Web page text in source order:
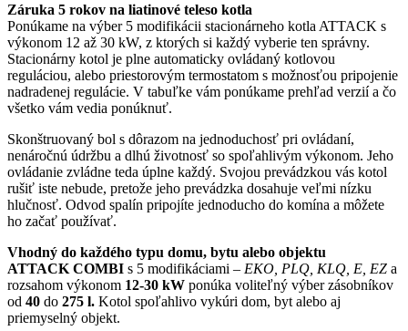
Záruka 5 rokov na liatinové teleso kotla
Ponúkame na výber 5 modifikácii stacionárneho kotla ATTACK s
výkonom 12 až 30 kW, z ktorých si každý vyberie ten správny.
Stacionárny kotol je plne automaticky ovládaný kotlovou
reguláciou, alebo priestorovým termostatom s možnosťou pripojenie
nadradenej regulácie. V tabuľke vám ponúkame prehľad verzií a čo
všetko vám vedia ponúknuť.
Skonštruovaný bol s dôrazom na jednoduchosť pri ovládaní,
nenáročnú údržbu a dlhú životnosť so spoľahlivým výkonom. Jeho
ovládanie zvládne teda úplne každý. Svojou prevádzkou vás kotol
rušiť iste nebude, pretože jeho prevádzka dosahuje veľmi nízku
hlučnosť. Odvod spalín pripojíte jednoducho do komína a môžete
ho začať používať.
Vhodný do každého typu domu, bytu alebo objektu
ATTACK COMBI s 5 modifikáciami – EKO, PLQ, KLQ, E, EZ a
rozsahom výkonom 12-30 kW ponúka voliteľný výber zásobníkov
od 40 do 275 l. Kotol spoľahlivo vykúri dom, byt alebo aj
priemyselný objekt.